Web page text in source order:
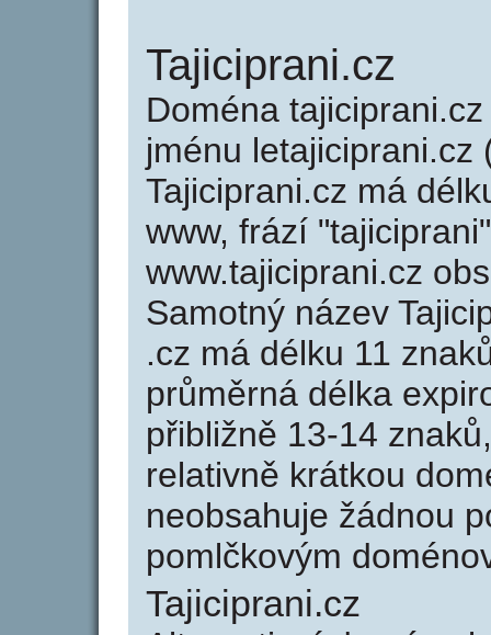
Tajiciprani.cz
Doména
jménu letajiciprani.cz
Tajiciprani.cz má
www, frází
www.tajiciprani.cz
Samotný název
.cz má délku 11
průměrná délka
přibližně 13-14
relativně krátkou
neobsahuje žádnou
pomlčkovým
Tajiciprani.cz